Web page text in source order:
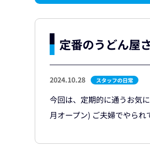
定番のうどん屋
2024.10.28 スタッフの日常
今回は、定期的に通うお気
月オープン) ご夫婦でやら